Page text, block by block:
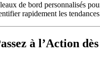
de bord personnalisés
rapidement les
à l’Action dès